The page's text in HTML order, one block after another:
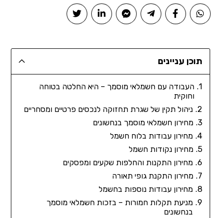
תוכן עניינים
העבודה עם חשמלאי מוסמך – היא החלטה בטוחה
וחוקית
ניהול תקין של שגרת תחזוקה לנכסים פרטיים ומסחריים
מחירון חשמלאי מוסמך בנחשונים
מחירון עבודות בלוח חשמל
מחירון נקודות חשמל
מחירון התקנות והחלפות שקעים ומפסקים
מחירון התקנת גופי תאורה
מחירון עבודות נוספות בחשמל
מניעת תקלות חמורות – בזכות חשמלאי מוסמך
בנחשונים